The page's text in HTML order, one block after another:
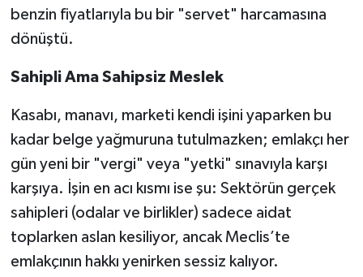
benzin fiyatlarıyla bu bir "servet" harcamasına
dönüştü.
​Sahipli Ama Sahipsiz Meslek
​Kasabı, manavı, marketi kendi işini yaparken bu
kadar belge yağmuruna tutulmazken; emlakçı her
gün yeni bir "vergi" veya "yetki" sınavıyla karşı
karşıya. İşin en acı kısmı ise şu: Sektörün gerçek
sahipleri (odalar ve birlikler) sadece aidat
toplarken aslan kesiliyor, ancak Meclis’te
emlakçının hakkı yenirken sessiz kalıyor.